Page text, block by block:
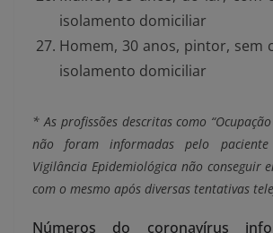
isolamento domiciliar
Homem, 30 anos, pintor, sem
isolamento domiciliar
* As profissões descritas como
não foram informadas pelo
Vigilância Epidemiológica não conseguir
com o mesmo após diversas tentativas
Números do coronavírus